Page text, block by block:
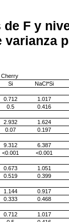
de F y
varianza
Cherry
Si NaCl*Si
0.712
1.017
0.5 0.416
2.932
1.624
0.07 0.197
9.312
6.387
<0.001 <0.001
0.673
1.051
0.519 0.399
1.144
0.917
0.333 0.468
0.712
1.017